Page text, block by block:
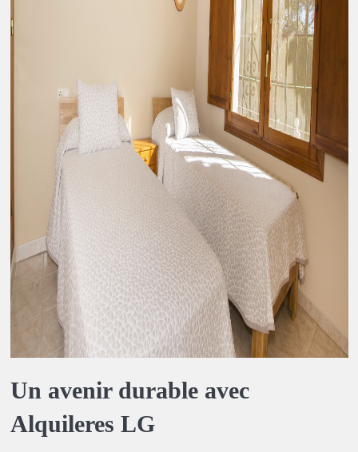
Un avenir durable avec
Alquileres LG